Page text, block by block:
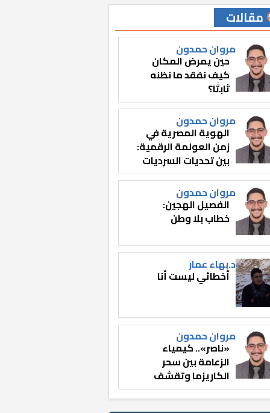
مقالات
مروان حمدون
حين يمرض المكان
كيف نفقد ما نظنه
ثابتًا؟
مروان حمدون
الهوية المصرية في
زمن العولمة الرقمية:
بين تحديات السرديات
وصناعة الوعي
مروان حمدون
الفصيل الهجين:
خطاب بلا وطن
د.بهاء عمار
أخطائي ليست أنا
مروان حمدون
«ناصر».. كيمياء
الزعامة بين سحر
الكاريزما وتقشف
الثائر